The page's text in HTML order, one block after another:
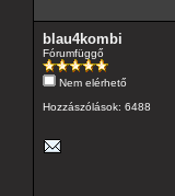
blau4kombi
Fórumfüggő
Nem elérhető
Hozzászólások: 6488